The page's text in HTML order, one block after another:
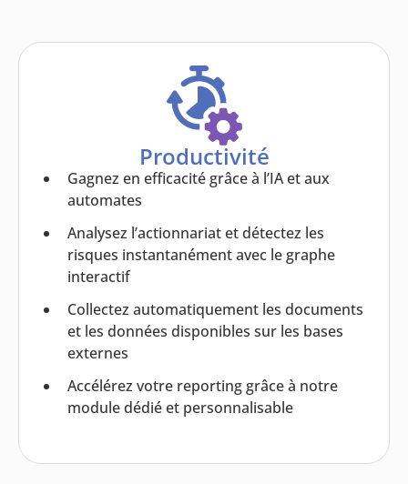
Productivité
Gagnez en efficacité grâce à l’IA et aux
automates
Analysez l’actionnariat et détectez les
risques instantanément avec le graphe
interactif
Collectez automatiquement les documents
et les données disponibles sur les bases
externes
Accélérez votre reporting grâce à notre
module dédié et personnalisable